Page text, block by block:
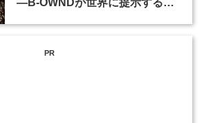
―B-OWNDが世界に提示する美
PR